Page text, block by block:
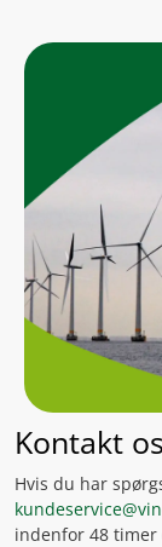
Kontakt os
Hvis du har
indenfor 48 timer